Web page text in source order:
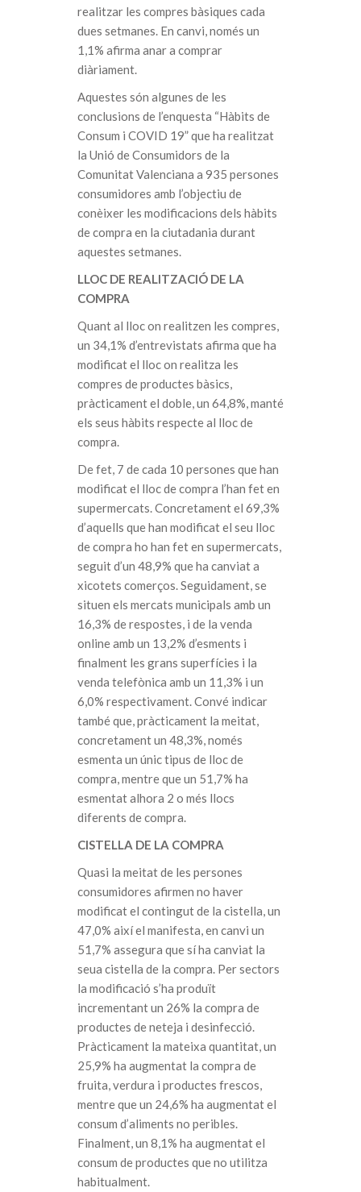
realitzar les compres bàsiques cada
dues setmanes. En canvi, només un
1,1% afirma anar a comprar
diàriament.
Aquestes són algunes de les
conclusions de l’enquesta “Hàbits de
Consum i COVID 19” que ha realitzat
la Unió de Consumidors de la
Comunitat Valenciana a 935 persones
consumidores amb l’objectiu de
conèixer les modificacions dels hàbits
de compra en la ciutadania durant
aquestes setmanes.
LLOC DE REALITZACIÓ DE LA
COMPRA
Quant al lloc on realitzen les compres,
un 34,1% d’entrevistats afirma que ha
modificat el lloc on realitza les
compres de productes bàsics,
pràcticament el doble, un 64,8%, manté
els seus hàbits respecte al lloc de
compra.
De fet, 7 de cada 10 persones que han
modificat el lloc de compra l’han fet en
supermercats. Concretament el 69,3%
d’aquells que han modificat el seu lloc
de compra ho han fet en supermercats,
seguit d’un 48,9% que ha canviat a
xicotets comerços. Seguidament, se
situen els mercats municipals amb un
16,3% de respostes, i de la venda
online amb un 13,2% d’esments i
finalment les grans superfícies i la
venda telefònica amb un 11,3% i un
6,0% respectivament. Convé indicar
també que, pràcticament la meitat,
concretament un 48,3%, només
esmenta un únic tipus de lloc de
compra, mentre que un 51,7% ha
esmentat alhora 2 o més llocs
diferents de compra.
CISTELLA DE LA COMPRA
Quasi la meitat de les persones
consumidores afirmen no haver
modificat el contingut de la cistella, un
47,0% així el manifesta, en canvi un
51,7% assegura que sí ha canviat la
seua cistella de la compra. Per sectors
la modificació s’ha produït
incrementant un 26% la compra de
productes de neteja i desinfecció.
Pràcticament la mateixa quantitat, un
25,9% ha augmentat la compra de
fruita, verdura i productes frescos,
mentre que un 24,6% ha augmentat el
consum d’aliments no peribles.
Finalment, un 8,1% ha augmentat el
consum de productes que no utilitza
habitualment.